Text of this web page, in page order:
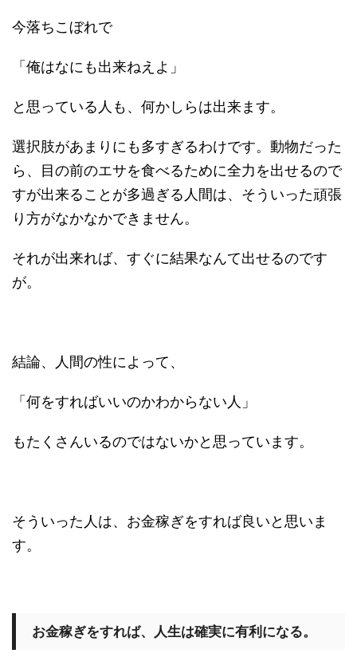
今落ちこぼれで
「俺はなにも出来ねえよ」
と思っている人も、何かしらは出来ます。
選択肢があまりにも多すぎるわけです。動物だった
ら、目の前のエサを食べるために全力を出せるので
すが出来ることが多過ぎる人間は、そういった頑張
り方がなかなかできません。
それが出来れば、すぐに結果なんて出せるのです
が。
結論、人間の性によって、
「何をすればいいのかわからない人」
もたくさんいるのではないかと思っています。
そういった人は、お金稼ぎをすれば良いと思いま
す。
お金稼ぎをすれば、人生は確実に有利になる。